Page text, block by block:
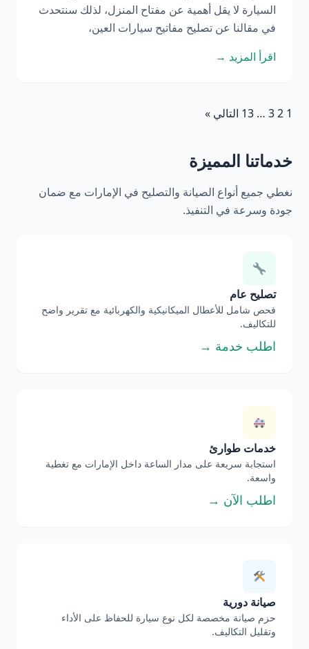
السيارة لا يقل أهمية عن مفتاح المنزل، لذلك سنتحدث
في مقالنا عن تصليح مفاتيح سيارات العين،
اقرأ المزيد →
1
2
3
…
13 التالي »
خدماتنا المميزة
نغطي جميع أنواع الصيانة والتصليح في الإمارات مع ضمان
جودة وسرعة في التنفيذ.
تصليح عام
فحص شامل للأعطال الميكانيكية والكهربائية مع تقرير واضح
للتكاليف.
اطلب خدمة →
خدمات طوارئ
استجابة سريعة على مدار الساعة داخل الإمارات مع تغطية
واسعة.
اطلب الآن →
صيانة دورية
حزم صيانة مخصصة لكل نوع سيارة للحفاظ على الأداء
وتقليل التكاليف.